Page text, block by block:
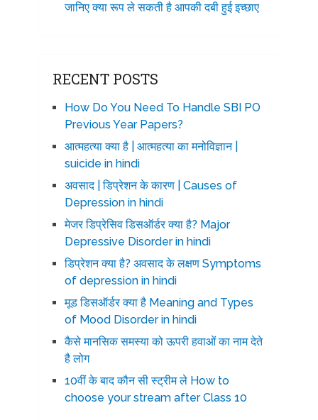
जानिए क्या रूप ले सकती है आपकी दबी हुई इच्छाए
RECENT POSTS
How Do You Need To Handle SBI PO
Previous Year Papers?
आत्महत्या क्या है | आत्महत्या का मनोविज्ञान |
suicide in hindi
अवसाद | डिप्रेशन के कारण | Causes of
Depression in hindi
मेजर डिप्रेसिव डिसऑर्डर क्या है? Major
Depressive Disorder in hindi
डिप्रेशन क्या है? अवसाद के लक्षण Symptoms
of depression in hindi
मूड डिसऑर्डर क्या है Meaning and Types
of Mood Disorder in hindi
कैसे मानसिक समस्या को ऊपरी हवाओं का नाम देते
है लोग
10वीं के बाद कौन सी स्ट्रीम ले How to
choose your stream after Class 10